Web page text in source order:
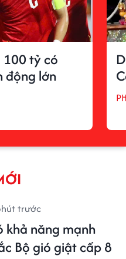
100 tỷ có
động lớn
trước
khả năng mạnh
Bộ gió giật cấp 8